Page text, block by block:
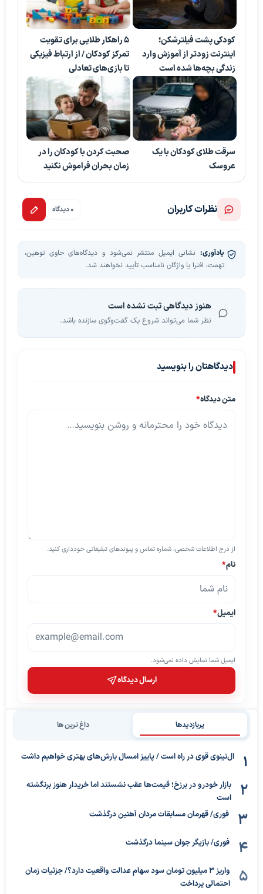
کودکی پشت فیلترشکن؛
اینترنت زودتر از آموزش وارد
زندگی بچه‌ها شده است
۵ راهکار طلایی برای تقویت
تمرکز کودکان / از ارتباط فیزیکی
تا بازی‌های تعادلی
سرقت طلای کودکان با یک
عروسک
صحبت کردن با کودکان را در
زمان بحران فراموش نکنید
نظرات کاربران 0 دیدگاه
یادآوری: نشانی ایمیل منتشر نمی‌شود و دیدگاه‌های حاوی توهین،
تهمت، افترا یا واژگان نامناسب تأیید نخواهند شد.
هنوز دیدگاهی ثبت نشده است
نظر شما می‌تواند شروع یک گفت‌وگوی سازنده باشد.
دیدگاهتان را بنویسید
متن دیدگاه*
از درج اطلاعات شخصی، شماره تماس و پیوندهای تبلیغاتی خودداری کنید.
نام*
ایمیل*
ایمیل شما نمایش داده نمی‌شود.
ارسال دیدگاه
پربازدیدها داغ ترین ها
ال‌نینوی قوی در راه است / پاییز امسال بارش‌های بهتری خواهیم داشت
بازار خودرو در برزخ؛ قیمت‌ها عقب نشستند اما خریدار هنوز برنگشته
است
فوری/ قهرمان مسابقات مردان آهنین درگذشت
فوری/ بازیگر جوان سینما درگذشت
واریز ۳ میلیون تومان سود سهام عدالت واقعیت دارد؟/ جزئیات زمان
احتمالی پرداخت